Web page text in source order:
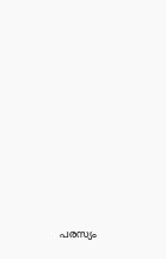
പരസ്യം